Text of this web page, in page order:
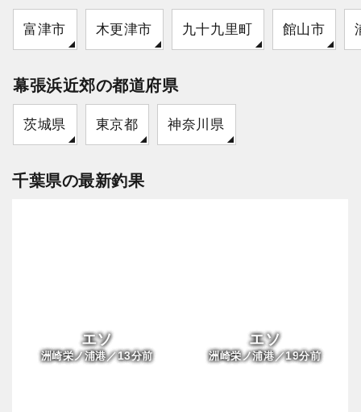
富津市 木更津市 九十九里町 館山市
幕張浜近郊の都道府県
茨城県 東京都 神奈川県
千葉県の最新釣果
エソ
洲崎栄ノ浦港／13分前
エソ
洲崎栄ノ浦港／19分前